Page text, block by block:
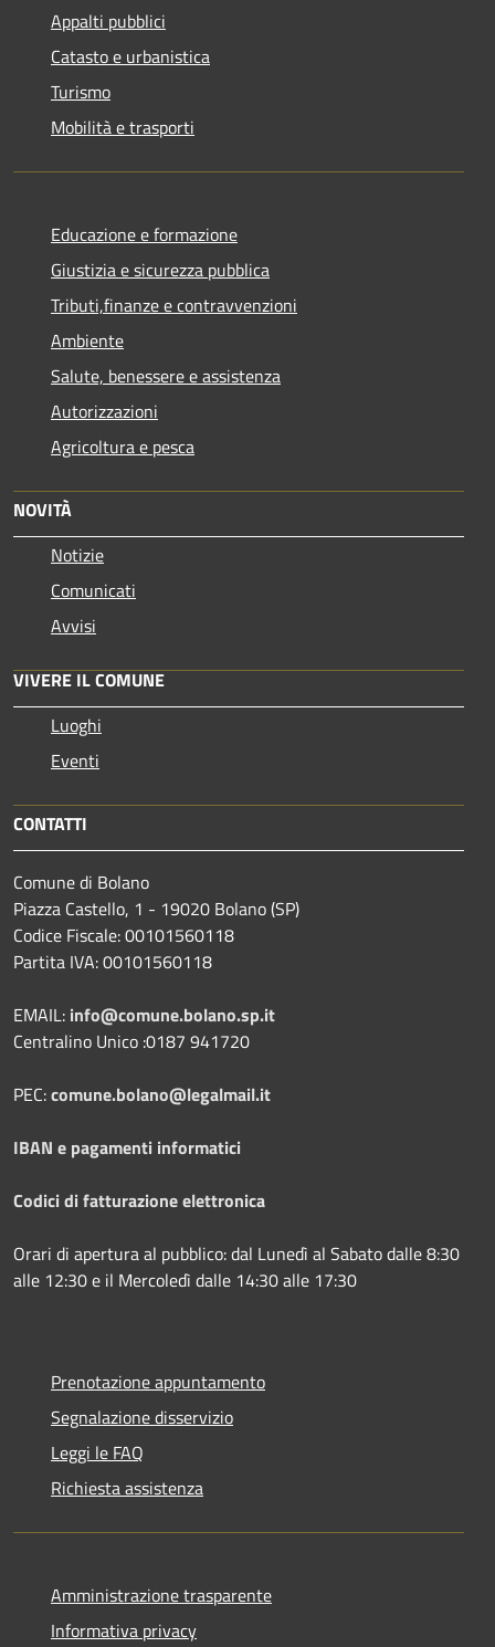
Appalti pubblici
Catasto e urbanistica
Turismo
Mobilità e trasporti
Educazione e formazione
Giustizia e sicurezza pubblica
Tributi,finanze e contravvenzioni
Ambiente
Salute, benessere e assistenza
Autorizzazioni
Agricoltura e pesca
NOVITÀ
Notizie
Comunicati
Avvisi
VIVERE IL COMUNE
Luoghi
Eventi
CONTATTI
Comune di Bolano
Piazza Castello, 1 - 19020 Bolano (SP)
Codice Fiscale: 00101560118
Partita IVA: 00101560118
EMAIL: info@comune.bolano.sp.it
Centralino Unico :0187 941720
PEC:comune.bolano@legalmail.it
IBAN e pagamenti informatici
Codici di fatturazione elettronica
Orari di apertura al pubblico: dal Lunedì al Sabato dalle 8:30
alle 12:30 e il Mercoledì dalle 14:30 alle 17:30
Prenotazione appuntamento
Segnalazione disservizio
Leggi le FAQ
Richiesta assistenza
Amministrazione trasparente
Informativa privacy